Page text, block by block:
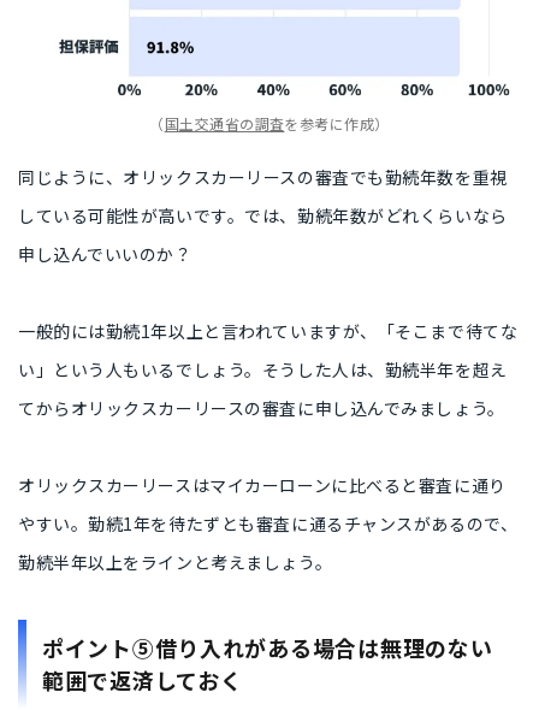
（国土交通省の調査を参考に作成）
同じように、オリックスカーリースの審査でも勤続年数を重視
している可能性が高いです。では、勤続年数がどれくらいなら
申し込んでいいのか？
一般的には勤続1年以上と言われていますが、「そこまで待てな
い」という人もいるでしょう。そうした人は、勤続半年を超え
てからオリックスカーリースの審査に申し込んでみましょう。
オリックスカーリースはマイカーローンに比べると審査に通り
やすい。勤続1年を待たずとも審査に通るチャンスがあるので、
勤続半年以上をラインと考えましょう。
​​ポイント⑤借り入れがある場合は無理のない
範囲で返済しておく